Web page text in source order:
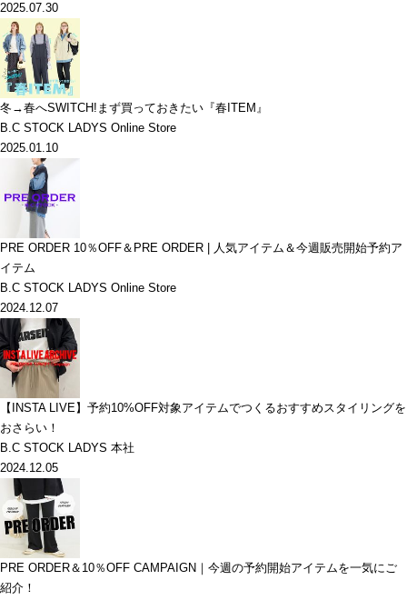
2025.07.30
冬→春へSWITCH!まず買っておきたい『春ITEM』
B.C STOCK LADYS Online Store
2025.01.10
PRE ORDER 10％OFF＆PRE ORDER | 人気アイテム＆今週販売開始予約ア
イテム
B.C STOCK LADYS Online Store
2024.12.07
【INSTA LIVE】予約10%OFF対象アイテムでつくるおすすめスタイリングを
おさらい！
B.C STOCK LADYS 本社
2024.12.05
PRE ORDER＆10％OFF CAMPAIGN｜今週の予約開始アイテムを一気にご
紹介！